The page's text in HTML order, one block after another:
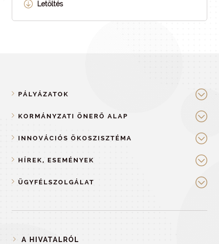
Letöltés
PÁLYÁZATOK
KORMÁNYZATI ÖNERŐ ALAP
INNOVÁCIÓS ÖKOSZISZTÉMA
HÍREK, ESEMÉNYEK
ÜGYFÉLSZOLGÁLAT
A HIVATALRÓL